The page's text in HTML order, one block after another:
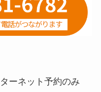
ーネット予約のみ